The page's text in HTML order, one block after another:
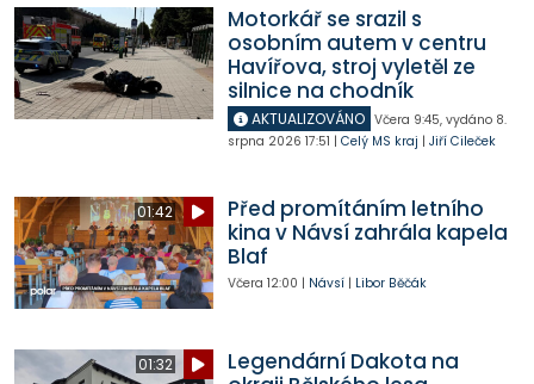
Motorkář se srazil s
osobním autem v centru
Havířova, stroj vyletěl ze
silnice na chodník
AKTUALIZOVÁNO Včera 9:45, vydáno 8.
srpna 2026 17:51 | Celý MS kraj | Jiří Cileček
01:42
Před promítáním letního
kina v Návsí zahrála kapela
Blaf
Včera 12:00 | Návsí| Libor Běčák
01:32
Legendární Dakota na